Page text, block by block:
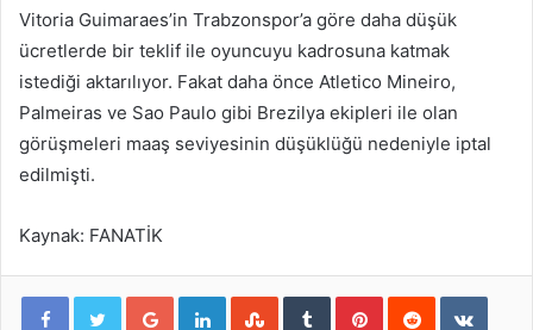
Vitoria Guimaraes’in Trabzonspor’a göre daha düşük
ücretlerde bir teklif ile oyuncuyu kadrosuna katmak
istediği aktarılıyor. Fakat daha önce Atletico Mineiro,
Palmeiras ve Sao Paulo gibi Brezilya ekipleri ile olan
görüşmeleri maaş seviyesinin düşüklüğü nedeniyle iptal
edilmişti.
Kaynak: FANATİK
Google+LinkedInStumbleUpon
TumblrPinterestReddit